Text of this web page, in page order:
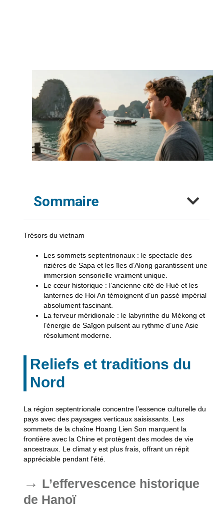
Sommaire
Trésors du vietnam
Les sommets septentrionaux: le spectacle des
rizières de Sapa et les îles d’Along garantissent une
immersion sensorielle vraiment unique.
Le cœur historique: l’ancienne cité de Hué et les
lanternes de Hoi An témoignent d’un passé impérial
absolument fascinant.
La ferveur méridionale: le labyrinthe du Mékong et
l’énergie de Saïgon pulsent au rythme d’une Asie
résolument moderne.
Reliefs et traditions du
Nord
La région septentrionale concentre l’essence culturelle du
pays avec des paysages verticaux saisissants. Les
sommets de la chaîne Hoang Lien Son marquent la
frontière avec la Chine et protègent des modes de vie
ancestraux. Le climat y est plus frais, offrant un répit
appréciable pendant l’été.
L’effervescence historique
de Hanoï